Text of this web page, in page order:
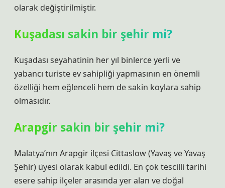
olarak değiştirilmiştir.
Kuşadası sakin bir şehir mi?
Kuşadası seyahatinin her yıl binlerce yerli ve
yabancı turiste ev sahipliği yapmasının en önemli
özelliği hem eğlenceli hem de sakin koylara sahip
olmasıdır.
Arapgir sakin bir şehir mi?
Malatya’nın Arapgir ilçesi Cittaslow (Yavaş ve Yavaş
Şehir) üyesi olarak kabul edildi. En çok tescilli tarihi
esere sahip ilçeler arasında yer alan ve doğal